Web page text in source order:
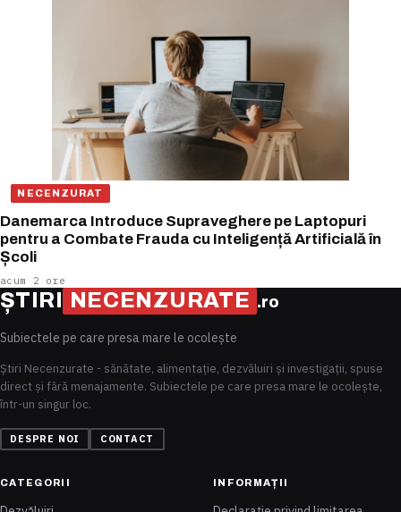
NECENZURAT
Danemarca Introduce Supraveghere pe Laptopuri
pentru a Combate Frauda cu Inteligență Artificială în
Școli
acum 2 ore
ȘTIRI NECENZURATE .ro
Subiectele pe care presa mare le ocolește
Știri Necenzurate - sănătate, alimentație, dezvăluiri și investigații, spuse
direct și fără menajamente. Subiectele pe care presa mare le ocolește,
într-un singur loc.
DESPRE NOI CONTACT
CATEGORII INFORMAȚII